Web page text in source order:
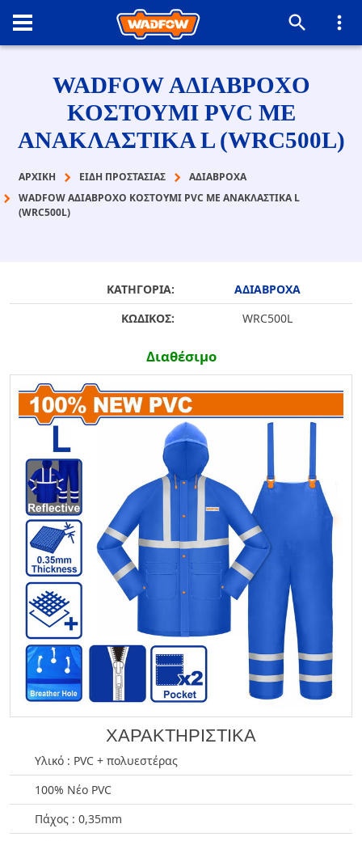
WADFOW ΑΔΙΑΒΡΟΧΟ
ΚΟΣΤΟΥΜΙ PVC ΜΕ
ΑΝΑΚΛΑΣΤΙΚΑ L (WRC500L)
ΑΡΧΙΚΉ ΕΙΔΗ ΠΡΟΣΤΑΣΙΑΣ
ΑΔΙΑΒΡΟΧΑ
WADFOW ΑΔΙΑΒΡΟΧΟ ΚΟΣΤΟΥΜΙ PVC ΜΕ ΑΝΑΚΛΑΣΤΙΚΑ L
(WRC500L)
ΚΑΤΗΓΟΡΙΑ:
ΑΔΙΑΒΡΟΧΑ
ΚΩΔΙΚΟΣ:
WRC500L
Διαθέσιμο
ΧΑΡΑΚΤΗΡΙΣΤΙΚΑ
Υλικό : PVC + πολυεστέρας
100% Νέο PVC
Πάχος : 0,35mm